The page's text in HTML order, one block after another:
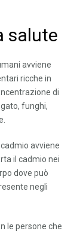
salute
avviene
ricche in
di
funghi,
avviene
il cadmio nei
dove può
negli
le persone che